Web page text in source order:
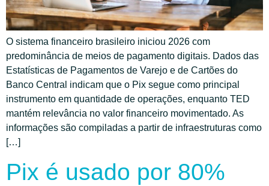
O sistema financeiro brasileiro iniciou 2026 com
predominância de meios de pagamento digitais. Dados das
Estatísticas de Pagamentos de Varejo e de Cartões do
Banco Central indicam que o Pix segue como principal
instrumento em quantidade de operações, enquanto TED
mantém relevância no valor financeiro movimentado. As
informações são compiladas a partir de infraestruturas como
[…]
Pix é usado por 80%